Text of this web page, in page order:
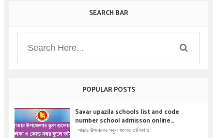
SEARCH BAR
POPULAR POSTS
Savar upazila schools list and code
number school admisson online
application details !! সাভার উপজেলার স্কুল গুলোর
সাভার উপজেলার স্কুল গুলোর তালিকা ও...